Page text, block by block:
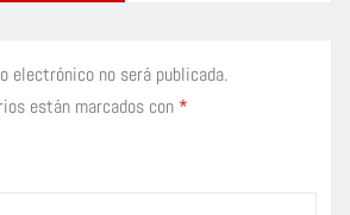
electrónico no será publicada.
están marcados con *